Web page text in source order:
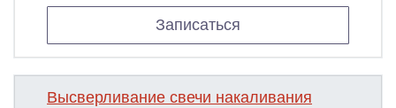
Записаться
Высверливание свечи накаливания